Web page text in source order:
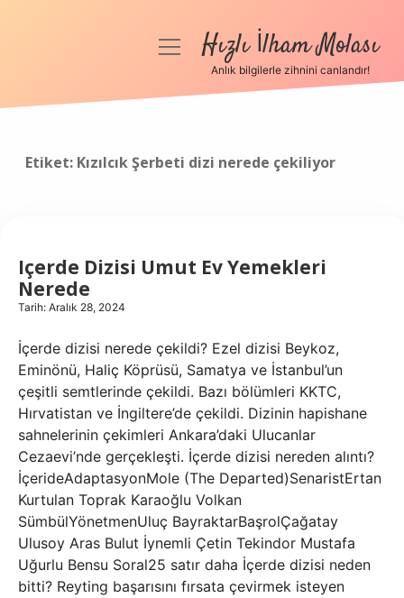
Anasayfa
menüyüHızlı İlham Molası
Anlık bilgilerle zihnini canlandır!
Etiket: Kızılcık Şerbeti dizi nerede çekiliyor
Içerde Dizisi Umut Ev Yemekleri
Nerede
Tarih: Aralık 28, 2024
İçerde dizisi nerede çekildi? Ezel dizisi Beykoz,
Eminönü, Haliç Köprüsü, Samatya ve İstanbul’un
çeşitli semtlerinde çekildi. Bazı bölümleri KKTC,
Hırvatistan ve İngiltere’de çekildi. Dizinin hapishane
sahnelerinin çekimleri Ankara’daki Ulucanlar
Cezaevi’nde gerçekleşti. İçerde dizisi nereden alıntı?
İçerideAdaptasyonMole (The Departed)SenaristErtan
Kurtulan Toprak Karaoğlu Volkan
SümbülYönetmenUluç BayraktarBaşrolÇağatay
Ulusoy Aras Bulut İynemli Çetin Tekindor Mustafa
Uğurlu Bensu Soral25 satır daha İçerde dizisi neden
bitti? Reyting başarısını fırsata çevirmek isteyen